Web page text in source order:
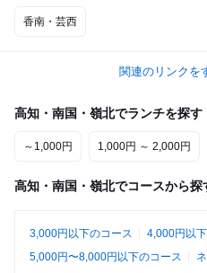
香南・芸西
関連のリンクを
高知・南国・嶺北でランチを探す
～1,000円 1,000円 ～ 2,000円
高知・南国・嶺北でコースから探
3,000円以下のコース
4,000円以
5,000円〜8,000円以下のコース